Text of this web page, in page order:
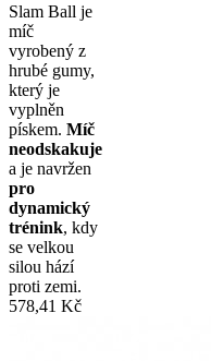
Slam Ball je
míč
vyrobený z
hrubé gumy,
který je
vyplněn
pískem. Míč
neodskakuje
a je navržen
pro
dynamický
trénink, kdy
se velkou
silou hází
proti zemi.
578,41 Kč